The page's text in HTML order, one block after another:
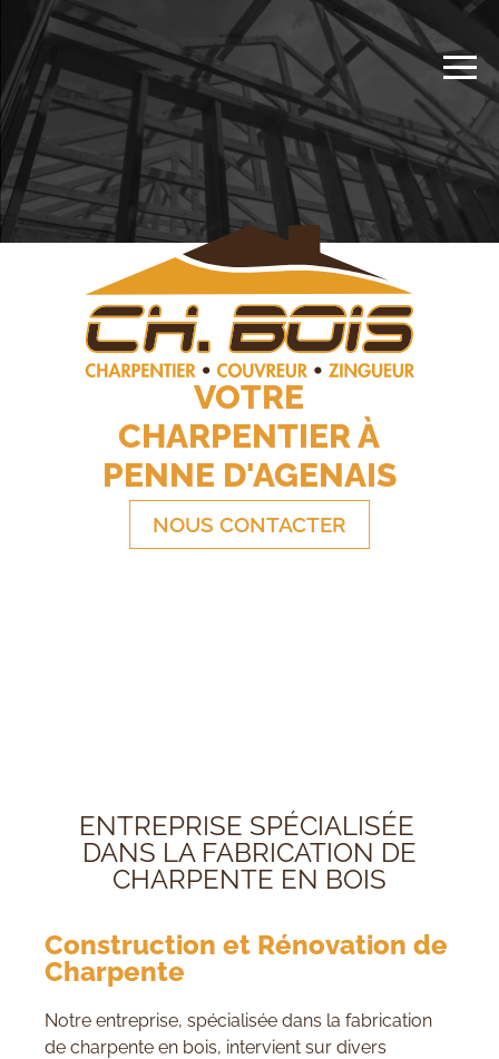
VOTRE
CHARPENTIER À
PENNE D'AGENAIS
NOUS CONTACTER
ENTREPRISE SPÉCIALISÉE
DANS LA FABRICATION DE
CHARPENTE EN BOIS
Construction et Rénovation de
Charpente
Notre entreprise, spécialisée dans la fabrication
de charpente en bois, intervient sur divers